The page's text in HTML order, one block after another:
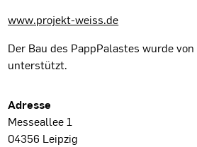
www.projekt-weiss.de
Der Bau des PappPalastes wurde von
unterstützt.
Projektdaten
Adresse
Messeallee 1
04356 Leipzig